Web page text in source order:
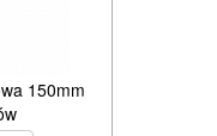
150mm